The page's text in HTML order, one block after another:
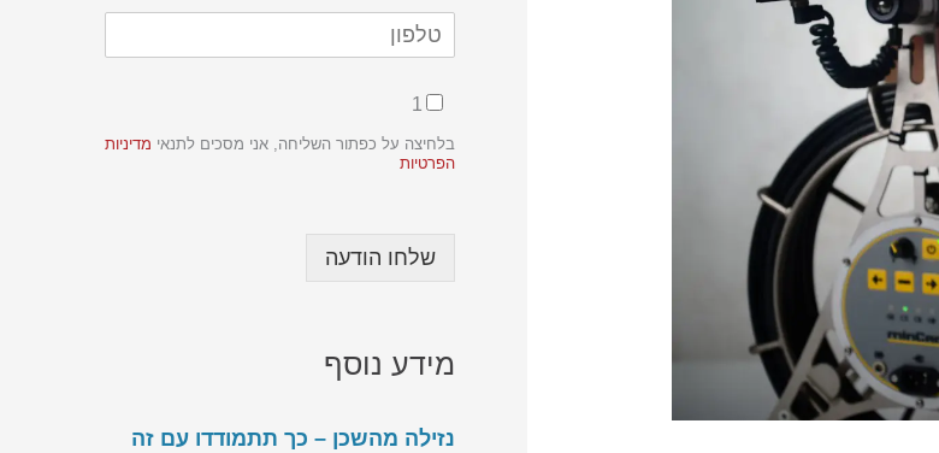
C
e
o
ו
1
בלחיצה על כפתור השליחה, אני מסכים לתנאי מדיניות
הפרטיות
שלחו הודעה
מידע נוסף
נזילה מהשכן – כך תתמודדו עם זה